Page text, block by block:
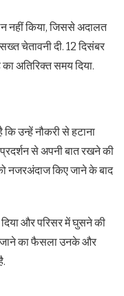
नहीं किया, जिससे अदालत
चेतावनी दी. 12 दिसंबर
अतिरिक्त समय दिया.
कि उन्हें नौकरी से हटाना
प्रदर्शन से अपनी बात रखने की
नजरअंदाज किए जाने के बाद
दिया और परिसर में घुसने की
जाने का फैसला उनके और